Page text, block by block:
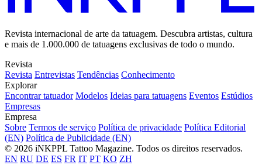
Revista internacional de arte da tatuagem. Descubra artistas, cultura
e mais de 1.000.000 de tatuagens exclusivas de todo o mundo.
Revista
Revista Entrevistas Tendências Conhecimento
Explorar
Encontrar tatuador Modelos Ideias para tatuagens Eventos Estúdios
Empresas
Empresa
Sobre Termos de serviço Política de privacidade Política Editorial
(EN) Política de Publicidade (EN)
© 2026 iNKPPL Tattoo Magazine. Todos os direitos reservados.
EN RU DE ES FR IT PT KO ZH